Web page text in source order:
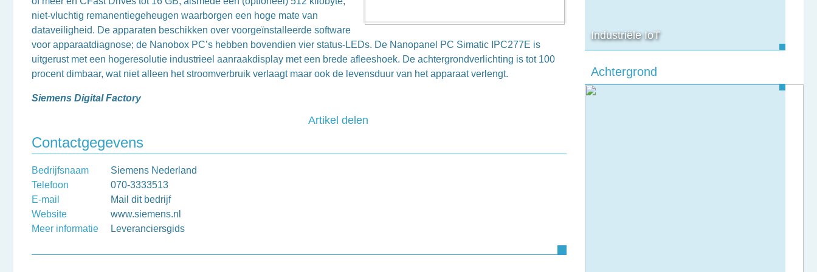
niet-vluchtig remanentiegeheugen waarborgen een hoge mate van
dataveiligheid. De apparaten beschikken over voorgeïnstalleerde software
voor apparaatdiagnose; de Nanobox PC’s hebben bovendien vier status-LEDs. De Nanopanel PC Simatic IPC277E is
uitgerust met een hogeresolutie industrieel aanraakdisplay met een brede afleeshoek. De achtergrondverlichting is tot 100
procent dimbaar, wat niet alleen het stroomverbruik verlaagt maar ook de levensduur van het apparaat verlengt.
Siemens Digital Factory
Artikel delen
Contactgegevens
Bedrijfsnaam
Siemens Nederland
Telefoon
070-3333513
E-mail
Mail dit bedrijf
Website
www.siemens.nl
Meer informatie
Leveranciersgids
Industriële IoT
Achtergrond